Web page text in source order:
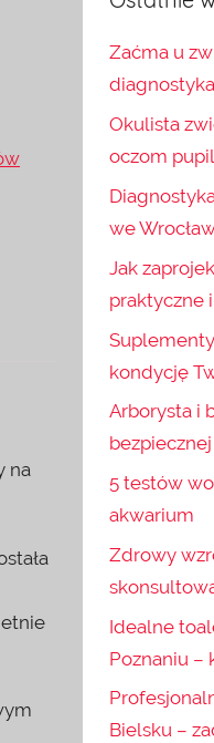
na
Zaćma u
Okulista
oczom
we
Jak
praktyczne
kondycję
Arborysta i
5 testów
akwarium
Zdrowy
Idealne
Poznaniu –
Bielsku –